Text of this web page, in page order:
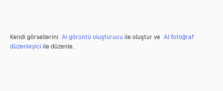
Kendi görsellerini AI görüntü oluşturucu ile oluştur ve AI fotoğraf
düzenleyici ile düzenle.